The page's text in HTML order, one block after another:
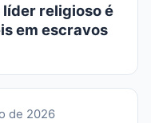
religioso é
em escravos
de 2026